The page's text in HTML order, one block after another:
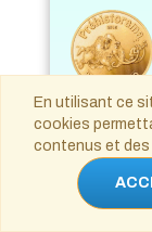
Préhistorama
2016
Rousson
En utilisant ce
cookies
contenus et des